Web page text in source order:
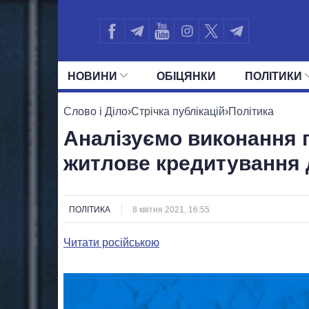
НОВИНИ ОБIЦЯНКИ ПОЛIТИКИ
УСІ ПОЛІТИКИ ПРЕЗИДЕНТ І ОФІС
Слово і Діло›Стрічка публікацій›Політика
Аналізуємо виконання
житлове кредитування
ПОЛІТИКА 8 квітня 2021, 16:55
Читати російською